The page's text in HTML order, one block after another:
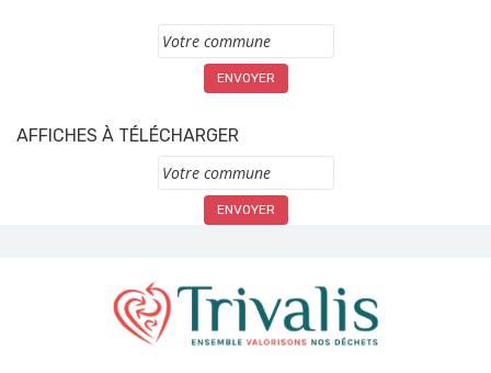
Commune
AFFICHES À TÉLÉCHARGER
Commune